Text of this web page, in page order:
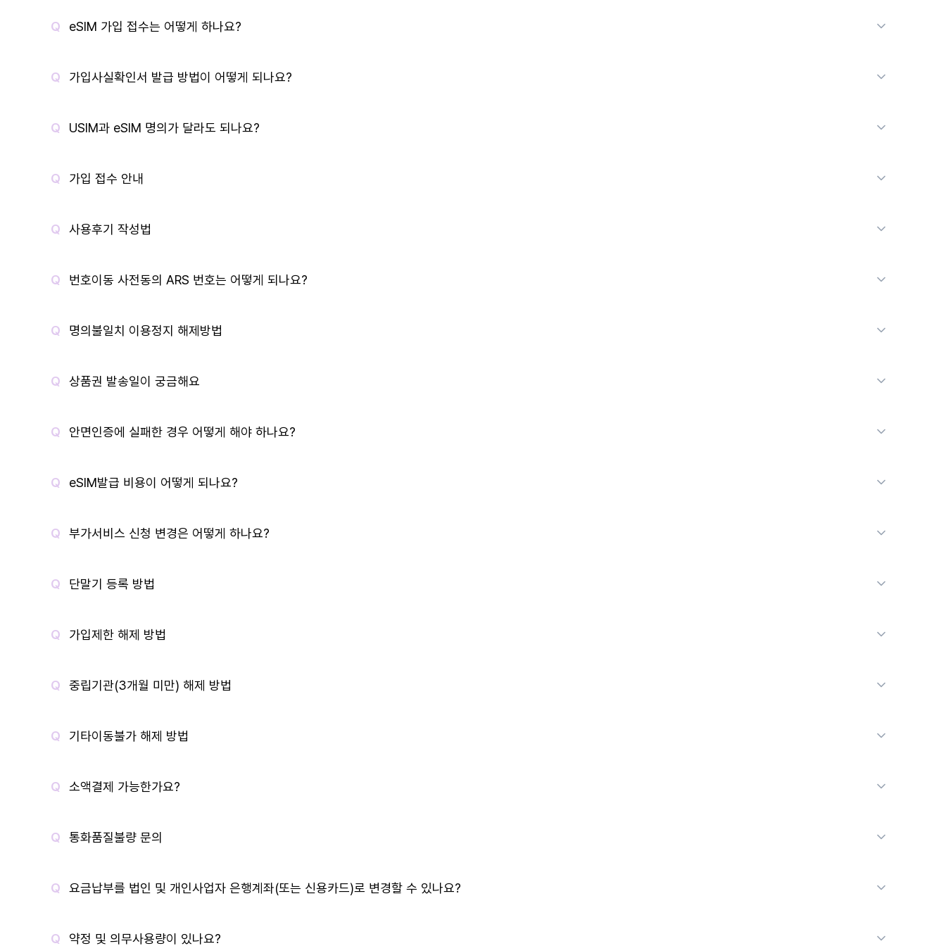
eSIM 가입 접수는 어떻게 하나요?
가입사실확인서 발급 방법이 어떻게 되나요?
USIM과 eSIM 명의가 달라도 되나요?
가입 접수 안내
사용후기 작성법
번호이동 사전동의 ARS 번호는 어떻게 되나요?
명의불일치 이용정지 해제방법
상품권 발송일이 궁금해요
안면인증에 실패한 경우 어떻게 해야 하나요?
eSIM발급 비용이 어떻게 되나요?
부가서비스 신청 변경은 어떻게 하나요?
단말기 등록 방법
가입제한 해제 방법
중립기관(3개월 미만) 해제 방법
기타이동불가 해제 방법
소액결제 가능한가요?
통화품질불량 문의
요금납부를 법인 및 개인사업자 은행계좌(또는 신용카드)로 변경할 수 있나요?
약정 및 의무사용량이 있나요?